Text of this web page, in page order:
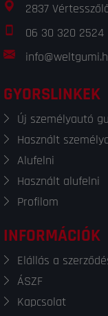
2837
06 30 320 2524
GYORSLINKEK
Új személyautó
Használt
Alufelni
Használt alufelni
Profilom
INFORMÁCIÓK
Elállás a
ÁSZF
Kapcsolat